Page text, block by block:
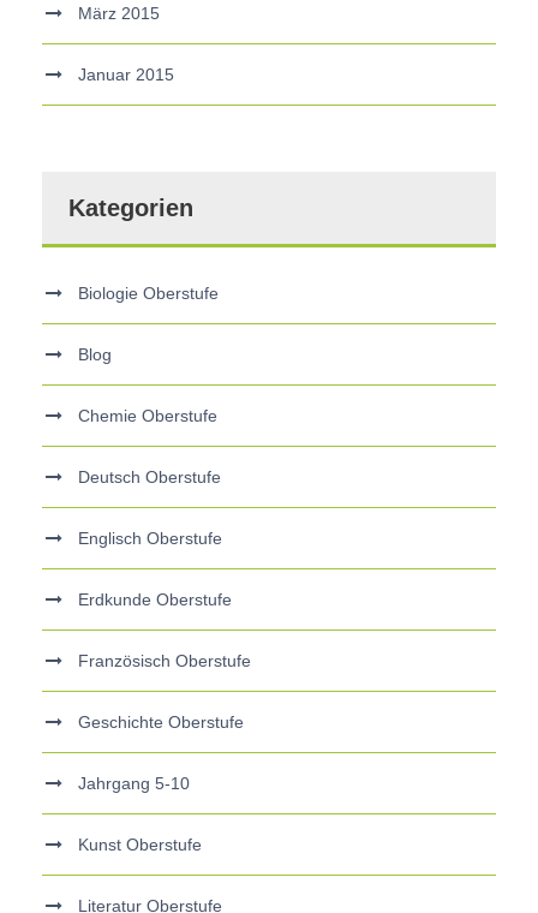
März 2015
Januar 2015
Kategorien
Biologie Oberstufe
Blog
Chemie Oberstufe
Deutsch Oberstufe
Englisch Oberstufe
Erdkunde Oberstufe
Französisch Oberstufe
Geschichte Oberstufe
Jahrgang 5-10
Kunst Oberstufe
Literatur Oberstufe